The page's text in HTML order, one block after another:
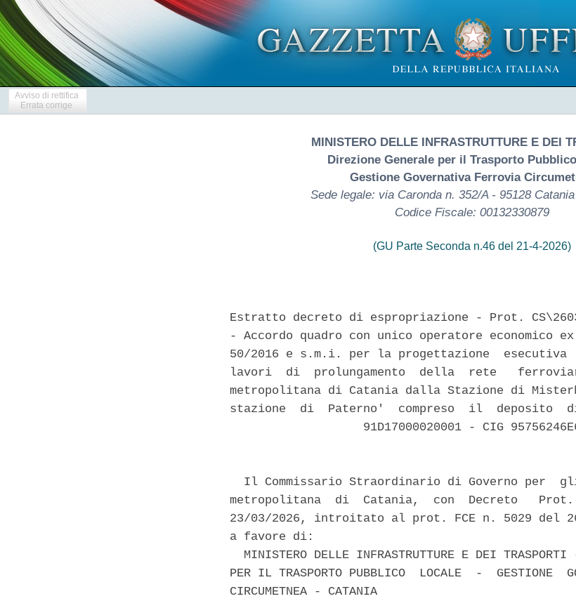
Avviso di rettifica
Errata corrige
MINISTERO DELLE INFRASTRUTTURE E DEI
Direzione Generale per il Trasporto
Gestione Governativa Ferrovia
Sede legale: via Caronda n. 352/A - 95128
Codice Fiscale: 00132330879
(GU Parte Seconda n.46 del 21-4-2026)
Estratto decreto di espropriazione - Prot.
- Accordo quadro con unico operatore economico
50/2016 e s.m.i. per la progettazione  esecutiva
lavori  di  prolungamento  della  rete
metropolitana di Catania dalla Stazione di
stazione  di  Paterno'  compreso  il  deposito
91D17000020001 - CIG
Il Commissario Straordinario di Governo per
metropolitana  di  Catania,  con  Decreto   Prot.
23/03/2026, introitato al prot. FCE n. 5029 del
a favore di:
MINISTERO DELLE INFRASTRUTTURE E DEI TRASPORTI
PER IL TRASPORTO PUBBLICO  LOCALE  -  GESTIONE
CIRCUMETNEA - CATANIA